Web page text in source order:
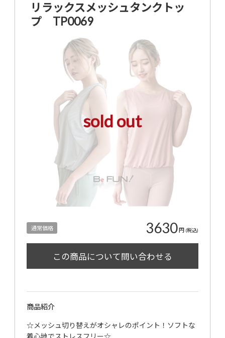
リラックスメッシュタンクトッ
プ TP0069
sold out
通常価格 3630 円 (税込)
商品紹介
☆メッシュ切り替えがオシャレのポイント！ソフトな
着心地でストレスフリー☆